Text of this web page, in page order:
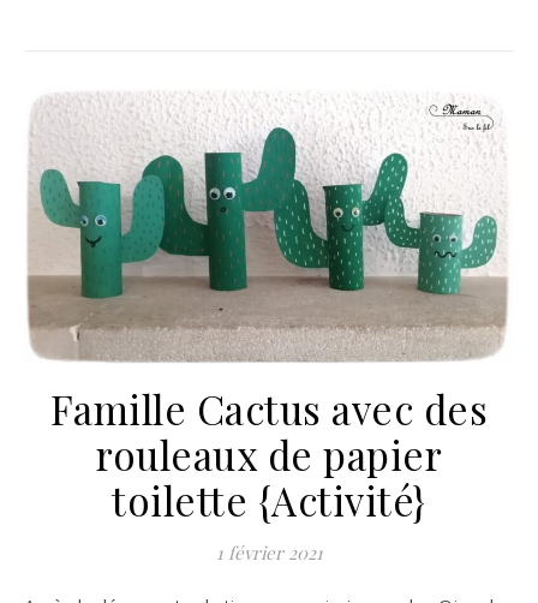
Famille Cactus avec des
rouleaux de papier
toilette {Activité}
1 février 2021